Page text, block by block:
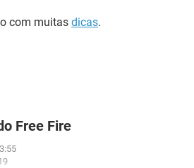
com muitas dicas.
Free Fire